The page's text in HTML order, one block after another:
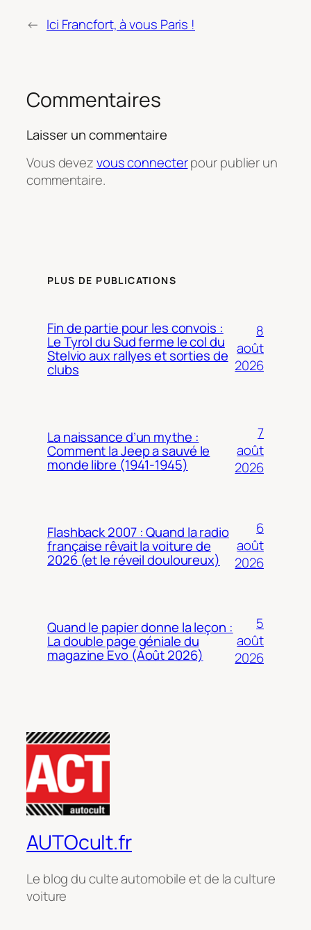
← Ici Francfort, à vous Paris !
Commentaires
Laisser un commentaire
Vous devezvous connecterpour publier un
commentaire.
PLUS DE PUBLICATIONS
Fin de partie pour les convois :
Le Tyrol du Sud ferme le col du
Stelvio aux rallyes et sorties de
clubs
8
août
2026
La naissance d’un mythe :
Comment la Jeep a sauvé le
monde libre (1941-1945)
7
août
2026
Flashback 2007 : Quand la radio
française rêvait la voiture de
2026 (et le réveil douloureux)
6
août
2026
Quand le papier donne la leçon :
La double page géniale du
magazine Evo (Août 2026)
5
août
2026
AUTOcult.fr
Le blog du culte automobile et de la culture
voiture